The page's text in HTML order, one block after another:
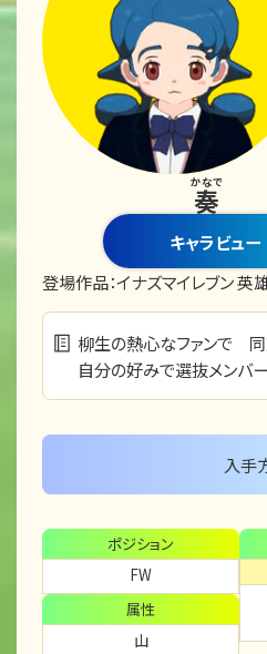
奏
かなで
キャラビュー
登場作品：イナズマイレブン 英
柳生の熱心なファンで 同
自分の好みで選抜メンバ
入手
ポジション
FW
属性
山